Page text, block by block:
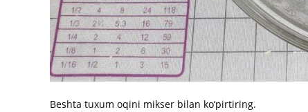
Beshta tuxum oqini mikser bilan ko‘pirtiring.